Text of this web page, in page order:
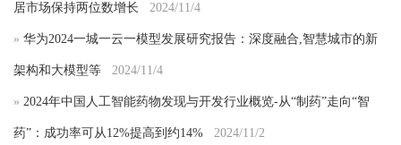
居市场保持两位数增长 2024/11/4
» 华为2024一城一云一模型发展研究报告：深度融合,智慧城市的新
架构和大模型等 2024/11/4
» 2024年中国人工智能药物发现与开发行业概览-从“制药”走向“智
药”：成功率可从12%提高到约14% 2024/11/2